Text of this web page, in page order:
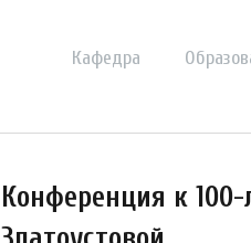
Кафедра
Конференция к